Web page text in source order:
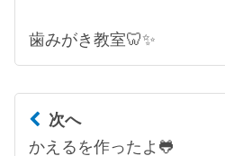
歯みがき教室🦷✨
次へ
かえるを作ったよ🐸